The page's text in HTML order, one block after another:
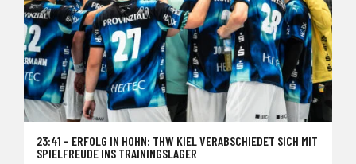
23:41 – ERFOLG IN HOHN: THW KIEL VERABSCHIEDET SICH MIT
SPIELFREUDE INS TRAININGSLAGER